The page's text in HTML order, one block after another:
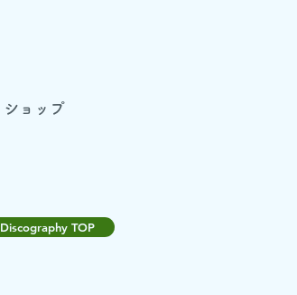
ショップ
Discography TOP